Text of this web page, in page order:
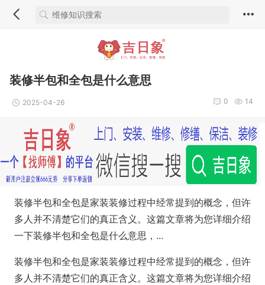
装修半包和全包是什么意思
2025-04-26 14
0
装修半包和全包是家装装修过程中经常提到的概念，但许
多人并不清楚它们的真正含义。这篇文章将为您详细介绍
一下装修半包和全包是什么意思，...
装修半包和全包是家装装修过程中经常提到的概念，但许
多人并不清楚它们的真正含义。这篇文章将为您详细介绍